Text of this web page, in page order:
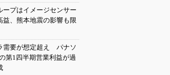
ープはイメージセンサー
益、熊本地震の影響も限
需要が想定超え パナソ
第1四半期営業利益が過